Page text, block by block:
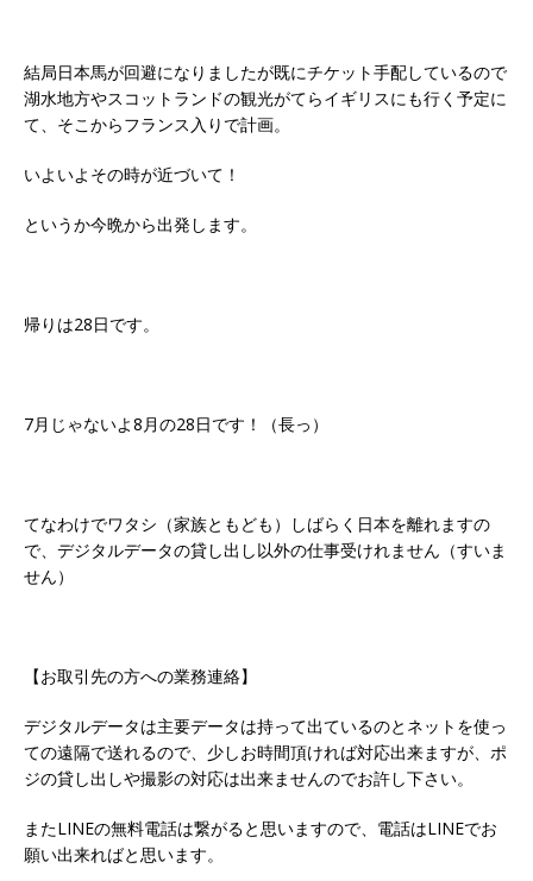
結局日本馬が回避になりましたが既にチケット手配しているので
湖水地方やスコットランドの観光がてらイギリスにも行く予定に
て、そこからフランス入りで計画。
いよいよその時が近づいて！
というか今晩から出発します。
帰りは28日です。
7月じゃないよ8月の28日です！（長っ）
てなわけでワタシ（家族ともども）しばらく日本を離れますの
で、デジタルデータの貸し出し以外の仕事受けれません（すいま
せん）
【お取引先の方への業務連絡】
デジタルデータは主要データは持って出ているのとネットを使っ
ての遠隔で送れるので、少しお時間頂ければ対応出来ますが、ポ
ジの貸し出しや撮影の対応は出来ませんのでお許し下さい。
またLINEの無料電話は繋がると思いますので、電話はLINEでお
願い出来ればと思います。